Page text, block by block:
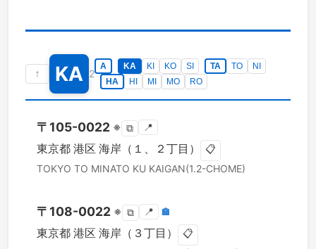
↑ KA 2
A KA KI KO SI TA TO
NI
HA
HI MI MO RO
〒 105-0022 ※ ⧉ 📍
東京都 港区 海岸（１、２丁目） 📋
TOKYO TO MINATO KU KAIGAN(1.2-CHOME)
〒 108-0022 ※ ⧉ 📍 🏣
東京都 港区 海岸（３丁目） 📋